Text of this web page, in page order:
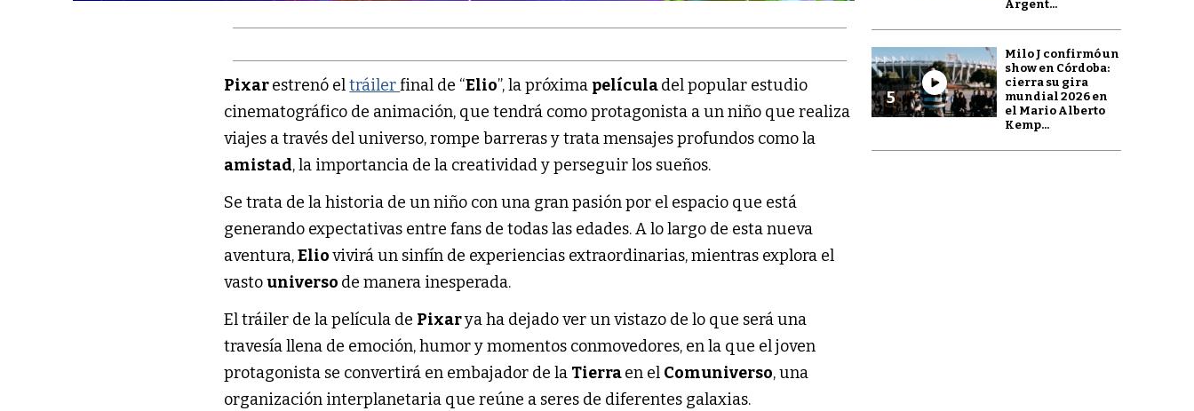
Pixarestrenó eltráilerfinal de “Elio”, la próxima películadel popular estudio
cinematográfico de animación, que tendrá como protagonista a un niño que realiza
viajes a través del universo, rompe barreras y trata mensajes profundos como la
amistad, la importancia de la creatividad y perseguir los sueños.
Se trata de la historia de un niño con una gran pasión por el espacio que está
generando expectativas entre fans de todas las edades. A lo largo de esta nueva
aventura,Eliovivirá un sinfín de experiencias extraordinarias, mientras explora el
vastouniverso de manera inesperada.
El tráiler de la película de Pixarya ha dejado ver un vistazo de lo que será una
travesía llena de emoción, humor y momentos conmovedores, en la que el joven
protagonista se convertirá en embajador de la Tierraen el Comuniverso, una
organización interplanetaria que reúne a seres de diferentes galaxias.
Argent...
5
Milo J confirmó un
show en Córdoba:
cierra su gira
mundial 2026 en
el Mario Alberto
Kemp...